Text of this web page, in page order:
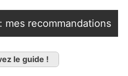
mes recommandations
le guide !